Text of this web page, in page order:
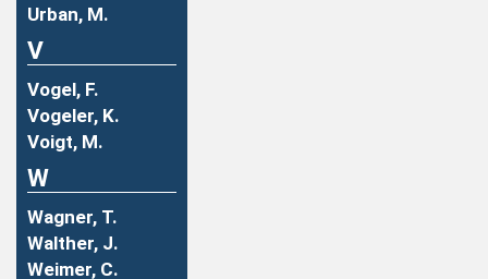
Urban, M.
V
Vogel, F.
Vogeler, K.
Voigt, M.
W
Wagner, T.
Walther, J.
Weimer, C.